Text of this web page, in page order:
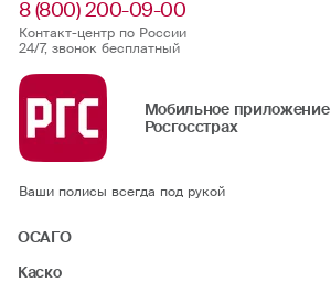
8 (800) 200-09-00
Контакт-центр по России
24/7, звонок бесплатный
Мобильное приложение
Росгосстрах
Ваши полисы всегда под рукой
ОСАГО
Каско